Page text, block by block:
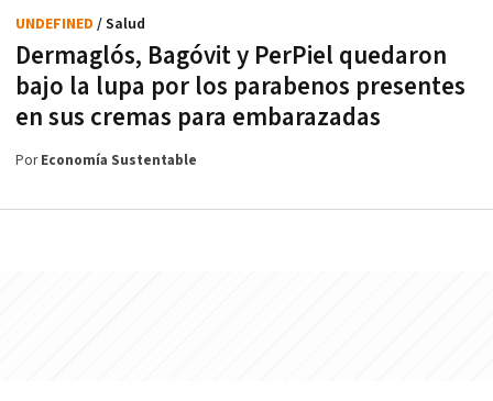
Dermaglós, Bagóvit y PerPiel quedaron
bajo la lupa por los parabenos presentes
en sus cremas para embarazadas
UNDEFINED / Salud
PorEconomía Sustentable